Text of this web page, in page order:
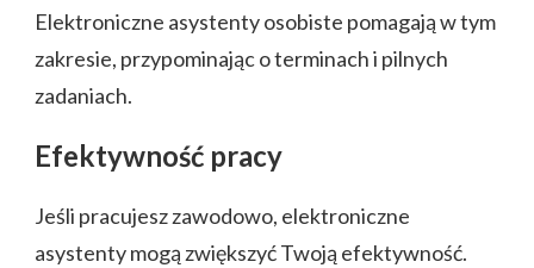
Elektroniczne asystenty osobiste pomagają w tym
zakresie, przypominając o terminach i pilnych
zadaniach.
Efektywność pracy
Jeśli pracujesz zawodowo, elektroniczne
asystenty mogą zwiększyć Twoją efektywność.